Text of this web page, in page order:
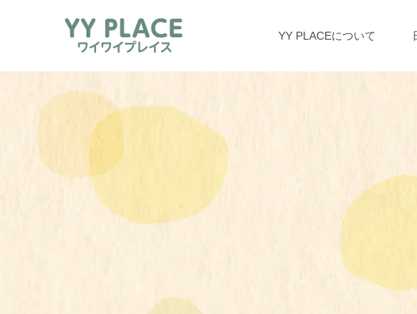
YY PLACEについて